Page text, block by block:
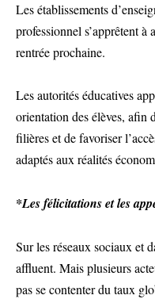
Les établissements
professionnel s’apprêtent
rentrée prochaine.
Les autorités éducatives
orientation des élèves, afin
filières et de favoriser
adaptés aux réalités
*Les félicitations et les
Sur les réseaux sociaux et
affluent. Mais plusieurs
pas se contenter du taux